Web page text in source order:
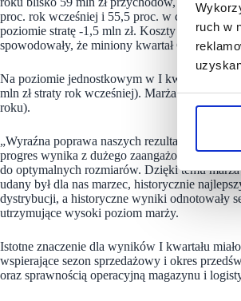
ruch w
proc. rok wcześniej i 55,5 proc. w całym
poziomie stratę -1,5 mln zł. Koszty
spowodowały, że miniony kwartał Grupa
Na poziomie jednostkowym w I kwartale br.
mln zł straty rok wcześniej). Marża na
roku).
„Wyraźna poprawa naszych rezultatów jest
progres wynika z dużego zaangażowania
do optymalnych rozmiarów. Dzięki temu
udany był dla nas marzec, historycznie
dystrybucji, a historyczne wyniki odnotowały
utrzymujące wysoki poziom marży.
Istotne znaczenie dla wyników I kwartału
wspierające sezon sprzedażowy i okres
oraz sprawnością operacyjną magazynu i